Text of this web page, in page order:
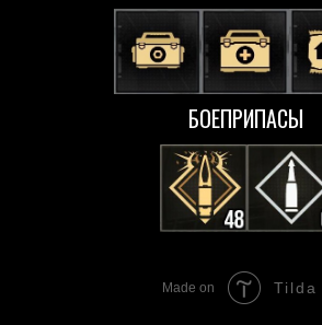
БОЕПРИПАСЫ
Made on Tilda